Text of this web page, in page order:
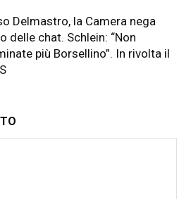
Delmastro, la Camera nega
delle chat. Schlein: “Non
più Borsellino”. In rivolta il